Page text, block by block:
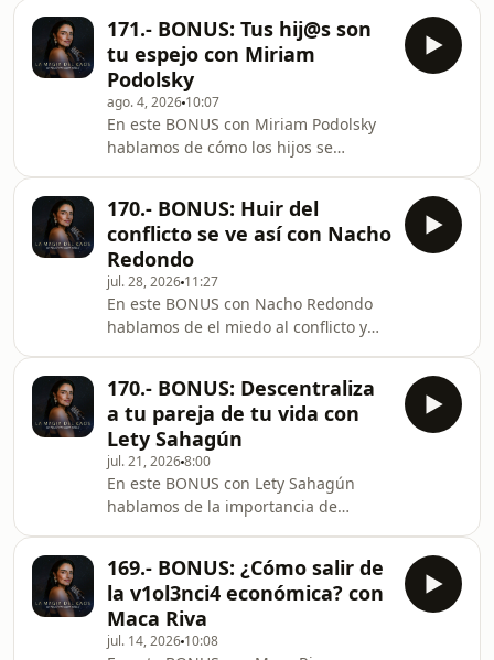
171.- BONUS: Tus hij@s son
tu espejo con Miriam
Podolsky
ago. 4, 2026 10:07
En este BONUS con Miriam Podolsky
hablamos de cómo los hijos se
reflejo del problema dentro del
sistema familiar que no han podido
ver, la importancia de la jerarquía
entre papás e hijos y la estructura
dentro de la crianza respetuosa.
¡Cuéntame en los comentarios qué te
pareció! Hosted on Acast. See
acast.com/privacy for
170.- BONUS: Huir del
conflicto se ve así con Nacho
Redondo
jul. 28, 2026 11:27
En este BONUS con Nacho Redondo
hablamos de el miedo al conflicto y
para evitar la incomodidad de
sentir,&nbsp; los mecanismos de
defensa, como aprender a enojarnos
y gestionar la rabia, qué pasa cuando
nos reprimimos de expresar
emociones incómodas y una
herramienta terapéutica para
expresar el enojo sin desbordarnos.
¡Cuéntame en
170.- BONUS: Descentraliza
a tu pareja de tu vida con
Lety Sahagún
jul. 21, 20268:00
En este BONUS con Lety Sahagún
hablamos de la importancia de
de que la felicidad y la plenitud
dependen exclusivamente de estar en
una relación amorosa, por qué se le
tiene tanto miedo a la soledad, el
169.- BONUS: ¿Cómo salir de
la v1ol3nci4 económica? con
Maca Riva
jul. 14, 2026 10:08